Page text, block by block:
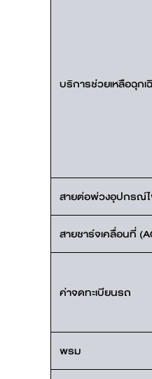
บริการช่วยเหลือฉุก
สายต่อพ่วงอุปกรณ์
สายชาร์จเคลื่อนที่
ค่าจดทะเบียนรถ
พรม